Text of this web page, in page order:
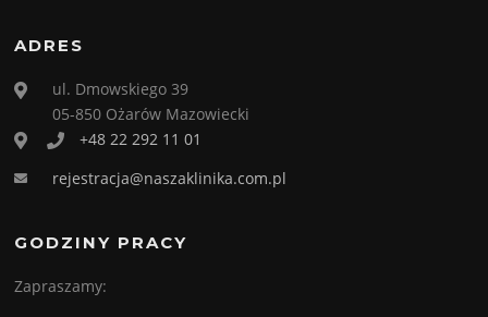
ADRES
ul. Dmowskiego 39
05-850 Ożarów Mazowiecki
+48 22 292 11 01
rejestracja@naszaklinika.com.pl
GODZINY PRACY
Zapraszamy: